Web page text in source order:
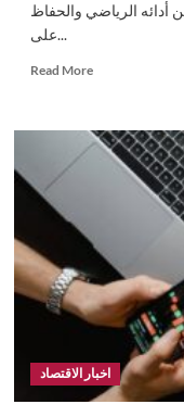
الرياضي والحفاظ
على...
Read MoreRead
كيف
تختار
الملابس
لتحقيق
أفضل
أداء؟
اخبار الاقتصاد